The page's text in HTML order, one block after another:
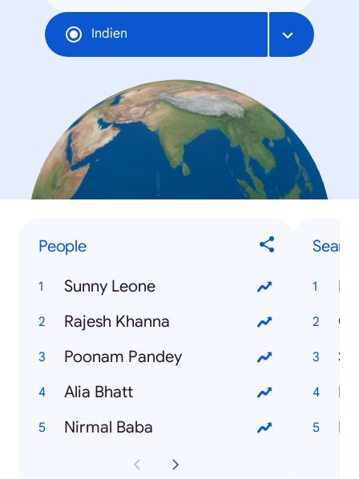
Indien
People
Sunny Leone
Rajesh Khanna
Poonam Pandey
Alia Bhatt
Nirmal Baba